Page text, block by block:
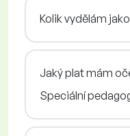
Kolik vydělám
Jaký plat mám
Speciální